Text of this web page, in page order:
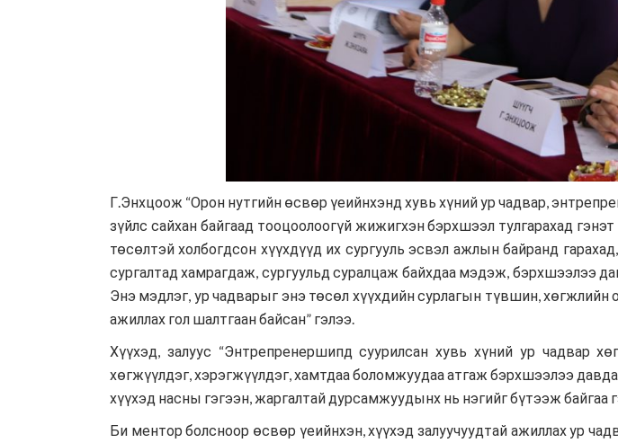
Г.Энхцоож “Орон нутгийн өсвөр үеийнхэнд хувь хүний ур чадвар,
зүйлс сайхан байгаад тооцоолоогүй жижигхэн бэрхшээл тулгарахад
төсөлтэй холбогдсон хүүхдүүд их сургууль эсвэл ажлын байранд
сургалтад хамрагдаж, сургуульд суралцаж байхдаа мэдэж, бэрхшээлээ
Энэ мэдлэг, ур чадварыг энэ төсөл хүүхдийн сурлагын түвшин,
ажиллах гол шалтгаан байсан” гэлээ.
Хүүхэд, залуус “Энтрепренершипд суурилсан хувь хүний ур чадвар
хөгжүүлдэг, хэрэгжүүлдэг, хамтдаа боломжуудаа атгаж бэрхшээлээ
хүүхэд насны гэгээн, жаргалтай дурсамжуудынх нь нэгийг бүтээж байгаа
Би ментор болсноор өсвөр үеийнхэн, хүүхэд залуучуудтай ажиллах ур